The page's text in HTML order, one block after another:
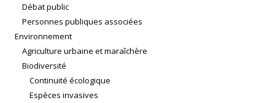
Débat public
Personnes publiques associées
Environnement
Agriculture urbaine et maraîchère
Biodiversité
Continuité écologique
Espèces invasives